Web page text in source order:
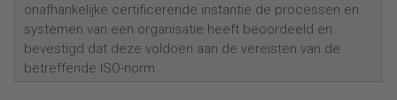
onafhankelijke certificerende instantie de processen en
systemen van een organisatie heeft beoordeeld en
bevestigd dat deze voldoen aan de vereisten van de
betreffende ISO-norm.